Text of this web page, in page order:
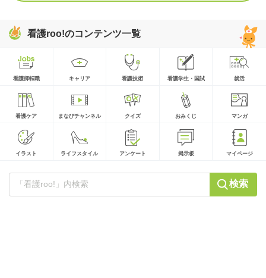
看護roo!のコンテンツ一覧
看護師転職 キャリア 看護技術 看護学生・国試 就活
看護ケア まなびチャンネル クイズ おみくじ マンガ
イラスト ライフスタイル アンケート 掲示板 マイページ
検索